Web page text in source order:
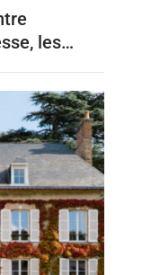
les